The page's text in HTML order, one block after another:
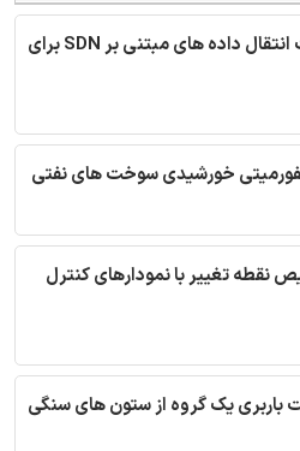
ترجمه مقاله امنیت انتقال داده های مبتنی بر SDN برای
خورشیدی سوخت های نفتی
نقطه تغییر با نمودارهای کنترل
باربری یک گروه از ستون های سنگی